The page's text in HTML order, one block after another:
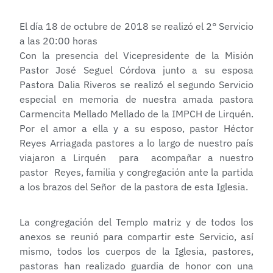
El día 18 de octubre de 2018 se realizó el 2° Servicio
a las 20:00 horas
Con la presencia del Vicepresidente de la Misión
Pastor José Seguel Córdova junto a su esposa
Pastora Dalia Riveros se realizó el segundo Servicio
especial en memoria de nuestra amada pastora
Carmencita Mellado Mellado de la IMPCH de Lirquén.
Por el amor a ella y a su esposo, pastor Héctor
Reyes Arriagada pastores a lo largo de nuestro país
viajaron a Lirquén para acompañar a nuestro
pastor Reyes, familia y congregación ante la partida
a los brazos del Señor de la pastora de esta Iglesia.
La congregación del Templo matriz y de todos los
anexos se reunió para compartir este Servicio, así
mismo, todos los cuerpos de la Iglesia, pastores,
pastoras han realizado guardia de honor con una